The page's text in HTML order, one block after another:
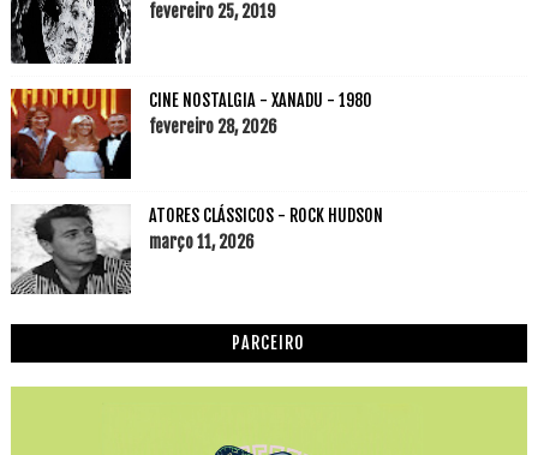
fevereiro 25, 2019
CINE NOSTALGIA - XANADU - 1980
fevereiro 28, 2026
ATORES CLÁSSICOS - ROCK HUDSON
março 11, 2026
PARCEIRO